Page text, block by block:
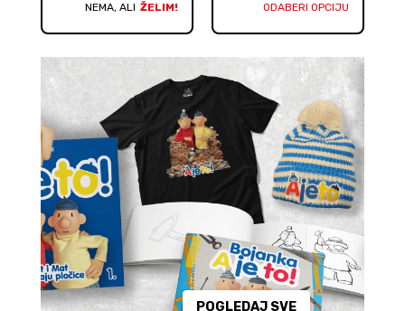
NEMA, ALI ŽELIM! ODABERI OPCIJU
POGLEDAJ SVE